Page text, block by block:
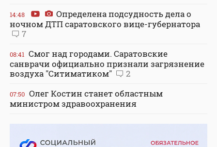
14:48
Определена подсудность дела о
ночном ДТП саратовского вице-губернатора
7
08:41 Смог над городами. Саратовские
санврачи официально признали загрязнение
воздуха "Ситиматиком"
2
07:50 Олег Костин станет областным
министром здравоохранения